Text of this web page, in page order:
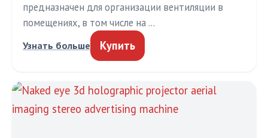
предназначен для организации вентиляции в
помещениях, в том числе на …
Узнать больше Купить